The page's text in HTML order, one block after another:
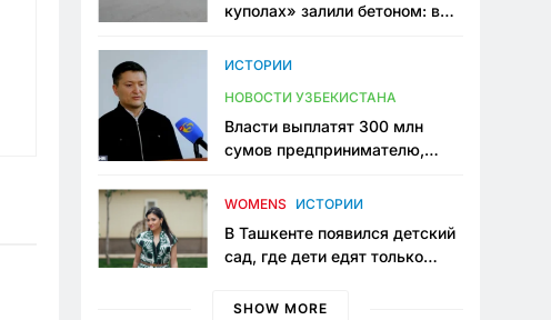
куполах» залили бетоном: в
одно общественное
ИСТОРИИ
НОВОСТИ УЗБЕКИСТАНА
Власти выплатят 300 млн
сумов предпринимателю,
тюрьме по незаконному
WOMENS ИСТОРИИ
В Ташкенте появился детский
сад, где дети едят только
мама, которая устала просить
SHOW MORE